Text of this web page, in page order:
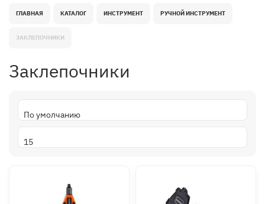
ГЛАВНАЯ КАТАЛОГ ИНСТРУМЕНТ РУЧНОЙ ИНСТРУМЕНТ
ЗАКЛЕПОЧНИКИ
Заклепочники